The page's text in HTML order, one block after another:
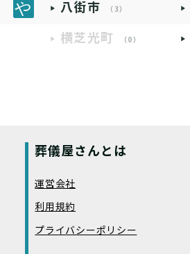
八街市 （3）
横芝光町 （0）
葬儀屋さんとは
運営会社
利用規約
プライバシーポリシー